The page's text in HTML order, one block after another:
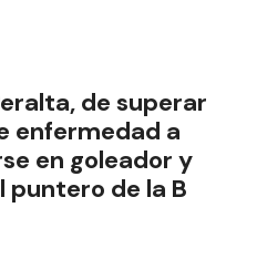
de superar
enfermedad a
en goleador y
puntero de la B